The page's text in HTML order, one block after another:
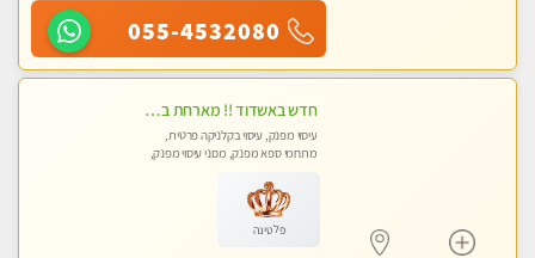
055-4532080
חדש באשדוד !! מארחת בדירתי באופן פרטי ודיסקרטי מקום יפה מסודר נקי ואווירה נעימה יחס טוב בבית חםללא מין !!
עיסוי מפנק, עיסוי בקלניקה פרטית,
מתחמי ספא מפנק, מכוני עיסוי מפנק,
פלטינה